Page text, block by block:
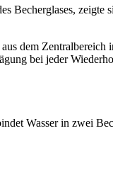
Becherglases,
dem Zentralbereich
bei jeder
Wasser in zwei